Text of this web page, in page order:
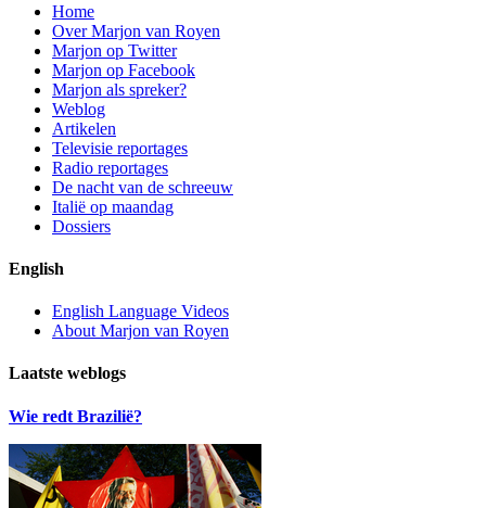
Home
Over Marjon van Royen
Marjon op Twitter
Marjon op Facebook
Marjon als spreker?
Weblog
Artikelen
Televisie reportages
Radio reportages
De nacht van de schreeuw
Italië op maandag
Dossiers
English
English Language Videos
About Marjon van Royen
Laatste weblogs
Wie redt Brazilië?